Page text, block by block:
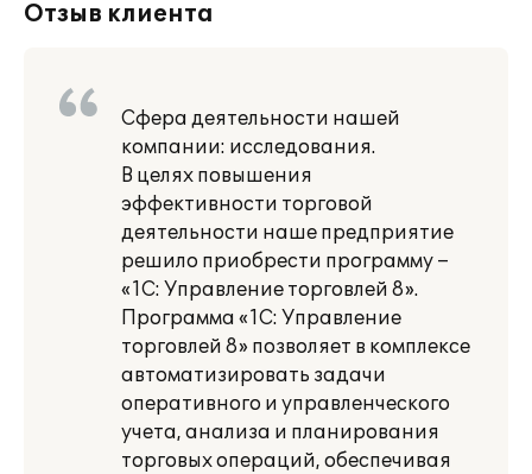
Отзыв клиента
Сфера деятельности нашей
компании: исследования.
В целях повышения
эффективности торговой
деятельности наше предприятие
решило приобрести программу –
«1С: Управление торговлей 8».
Программа «1С: Управление
торговлей 8» позволяет в комплексе
автоматизировать задачи
оперативного и управленческого
учета, анализа и планирования
торговых операций, обеспечивая